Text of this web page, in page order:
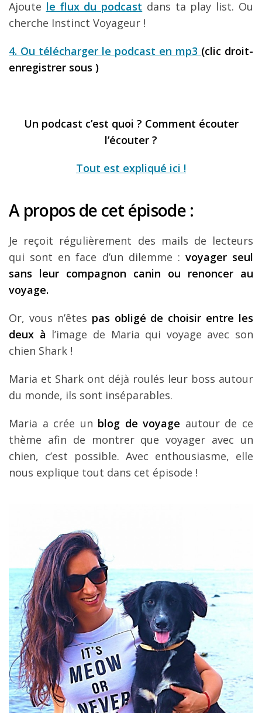
Ajoute le flux du podcast dans ta play list. Ou
cherche Instinct Voyageur !
4. Ou télécharger le podcast en mp3 (clic droit-
enregistrer sous )
Un podcast c’est quoi ? Comment écouter
l’écouter ?
Tout est expliqué ici !
A propos de cet épisode :
Je reçoit régulièrement des mails de lecteurs
qui sont en face d’un dilemme : voyager seul
sans leur compagnon canin ou renoncer au
voyage.
Or, vous n’êtes pas obligé de choisir entre les
deux à l’image de Maria qui voyage avec son
chien Shark !
Maria et Shark ont déjà roulés leur boss autour
du monde, ils sont inséparables.
Maria a crée un blog de voyage autour de ce
thème afin de montrer que voyager avec un
chien, c’est possible. Avec enthousiasme, elle
nous explique tout dans cet épisode !